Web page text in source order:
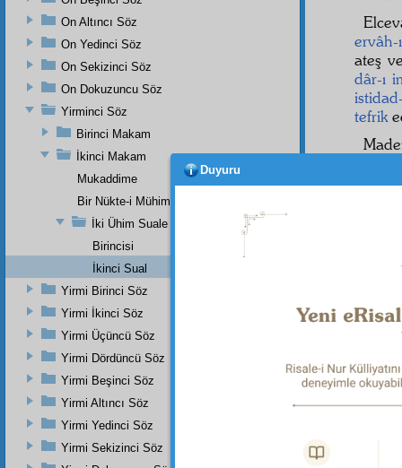
ervâh-
ateş
dâr-ı
tefrik
On Altıncı Söz
On Yedinci Söz
On Sekizinci Söz
On Dokuzuncu Söz
Yirminci Söz
Birinci Makam
İkinci Makam
Mukaddime
Bir Nükte-i Mühimme Ve Bir Sırr-ı Ehem
İki Ühim Suale Karşı İki Mühim Cevap
Birincisi
İkinci Sual
Yirmi Birinci Söz
Yirmi İkinci Söz
Yirmi Üçüncü Söz
Yirmi Dördüncü Söz
Yirmi Beşinci Söz
Yirmi Altıncı Söz
Yirmi Yedinci Söz
Yirmi Sekizinci Söz
Duyuru